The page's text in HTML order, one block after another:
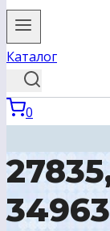
Каталог
0
34963